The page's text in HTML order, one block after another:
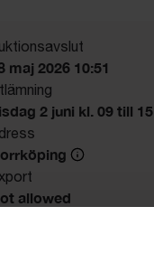
maj 2026 10:51
2 juni kl. 09 till 15
allowed